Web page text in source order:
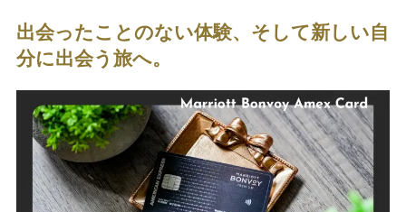
出会ったことのない体験、そして新しい自
分に出会う旅へ。